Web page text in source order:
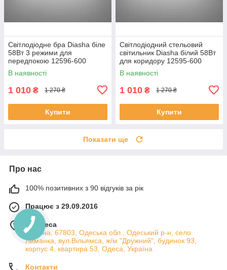
Світлодіодне бра Diasha біле
58Вт 3 режими для
передпокою 12596-600
В наявності
1 010 ₴ 1 270 ₴
Купити
Світлодіодний стельовий
світильник Diasha білий 58Вт
для коридору 12595-600
В наявності
1 010 ₴ 1 270 ₴
Купити
Показати ще
Про нас
100% позитивних з 90 відгуків за рік
Працює з 29.09.2016
м. Одеса
Україна, 67803, Одеська обл., Одеський р-н, село
Лиманка, вул.Вільямса, ж/м "Дружний", будинок 93,
корпус 4, квартира 53, Одеса, Україна
Контакти